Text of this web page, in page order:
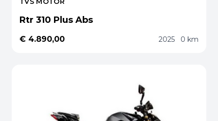
Rtr 310 Plus Abs
€ 4.890,00 2025 0 km